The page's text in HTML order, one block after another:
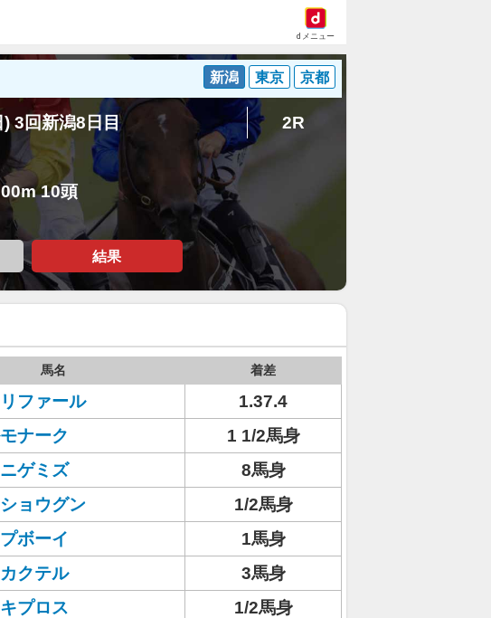
dメニュー
新潟 東京 京都
3回新潟8日目 2R
10頭
結果
馬名 着差
ファール
1.37.4
ナーク
1 1/2馬身
ゲミズ
8馬身
ョウグン
1/2馬身
ボーイ
1馬身
クテル
3馬身
プロス
1/2馬身